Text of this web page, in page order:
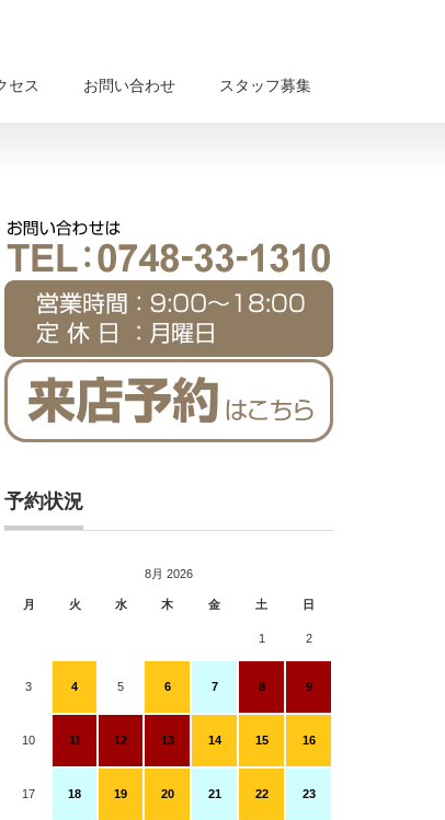
セス お問い合わせ スタッフ募集
予約状況
8月 2026
月 火 水 木 金 土 日
1 2
3 4 5 6 7 8 9
10 11 12 13 14 15 16
17 18 19 20 21 22 23